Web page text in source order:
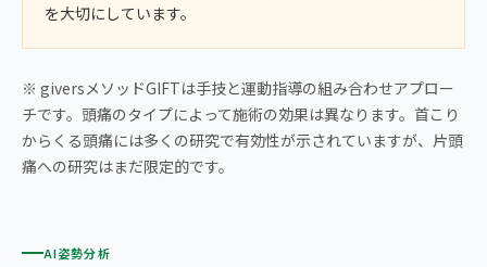
を大切にしています。
※ giversメソッドGIFTは手技と運動指導の組み合わせアプロー
チです。頭痛のタイプによって施術の効果は異なります。首こり
からくる頭痛には多くの研究で有効性が示されていますが、片頭
痛への研究はまだ限定的です。
AI姿勢分析